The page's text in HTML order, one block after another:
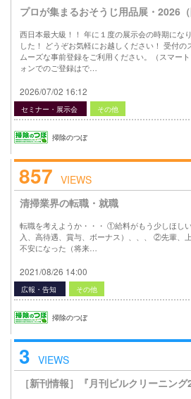
プロが集まるおそうじ用品展・2026
西日本最大級！！ 年に１度の展示会の時期にな
した！ どうぞお気軽にお越しください！ 受付の
ムーズな事前登録をご利用ください。（スマー
ォンでのご登録はで…
2026/07/02 16:12
セミナー・展示会 その他
掃除のつぼ
857 VIEWS
清掃業界の転職・就職
転職を考えようか・・・ ①給料がもう少しほし
入、高待遇、賞与、ボーナス）、、、 ②先輩、
不安になった（将来…
2021/08/26 14:00
広報・告知 その他
掃除のつぼ
3 VIEWS
［新刊情報］『月刊ビルクリーニン